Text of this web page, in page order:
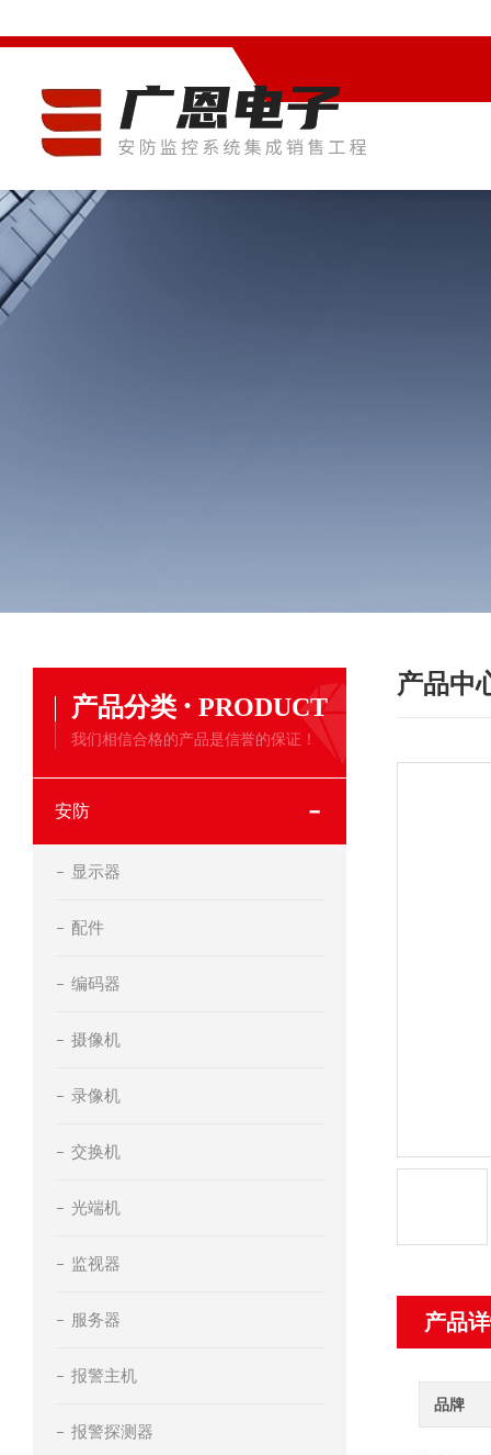
产品分类 · PRODUCT
我们相信合格的产品是信誉的保证！
安防
显示器
配件
编码器
摄像机
录像机
交换机
光端机
监视器
服务器
报警主机
报警探测器
产品中
产品
品牌